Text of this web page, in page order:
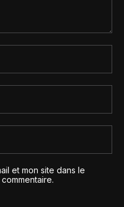
et mon site dans le